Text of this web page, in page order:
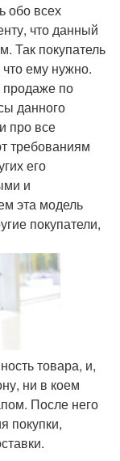
обо всех
что данный
Так покупатель
ему нужно.
по
данного
про все
требованиям
его
и
эта модель
покупатели,
товара, и,
ни в коем
После него
покупки,